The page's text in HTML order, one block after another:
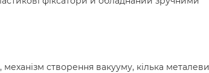
створення вакууму, кілька